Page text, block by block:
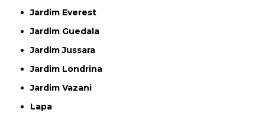
Jardim Everest
Jardim Guedala
Jardim Jussara
Jardim Londrina
Jardim Vazani
Lapa